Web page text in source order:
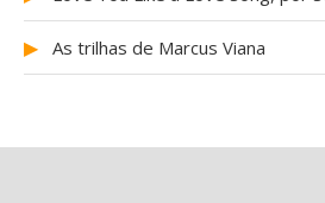
▶ As trilhas de Marcus Viana